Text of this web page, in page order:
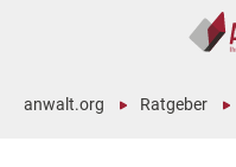
anwalt.org Ratgeber